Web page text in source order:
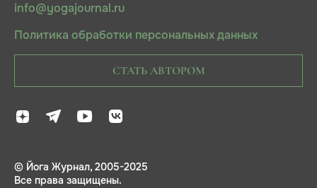
info@yogajournal.ru
Политика обработки персональных данных
СТАТЬ АВТОРОМ
© Йога Журнал, 2005-2025
Все права защищены.